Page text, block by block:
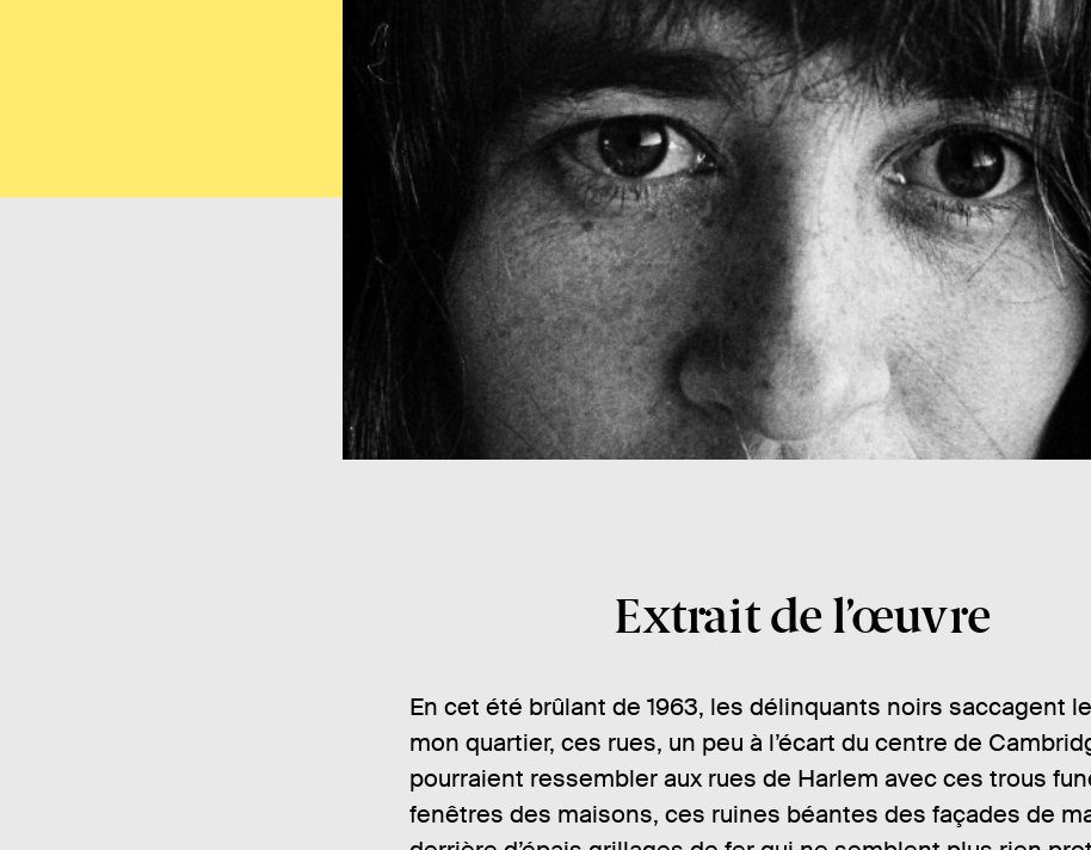
Extrait de l’œuvre
En cet été brûlant de 1963, les délinquants noirs saccagent
mon quartier, ces rues, un peu à l’écart du centre de
pourraient ressembler aux rues de Harlem avec ces trous
fenêtres des maisons, ces ruines béantes des façades de